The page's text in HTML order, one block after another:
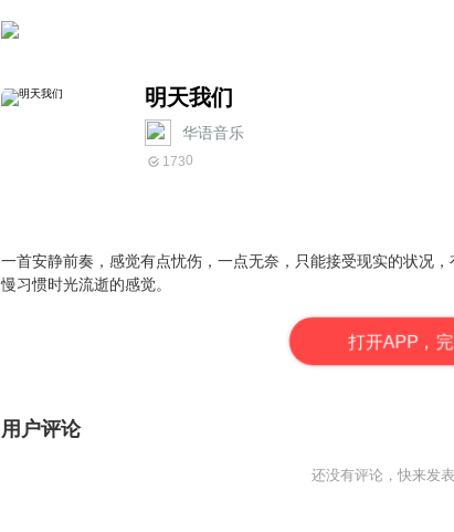
明天我们
华语音乐
1730
一首安静前奏，感觉有点忧伤，一点无奈，只能接受现实的状况
慢习惯时光流逝的感觉。
打开APP，
用户评论
还没有评论，快来发